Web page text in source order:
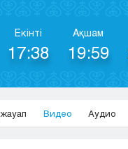
Екінті
17:38
Ақшам
19:59
Видео Аудио